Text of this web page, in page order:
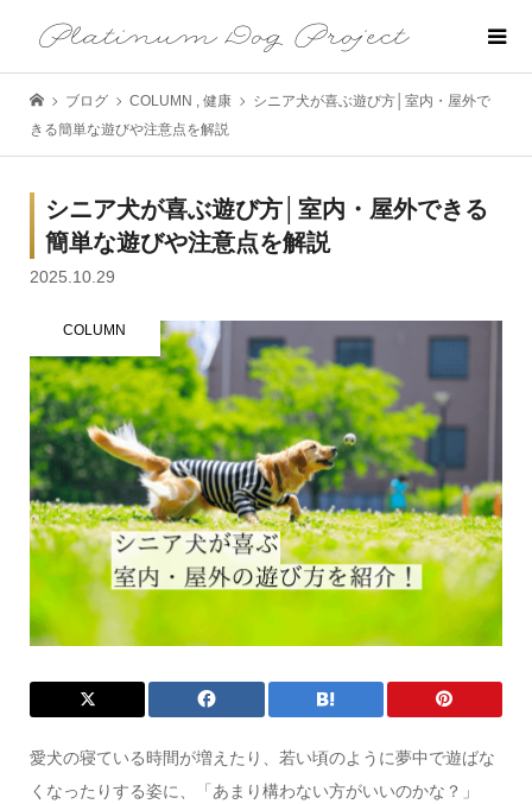
ブログ COLUMN , 健康
シニア犬が喜ぶ遊び方│室内・屋外で
きる簡単な遊びや注意点を解説
シニア犬が喜ぶ遊び方│室内・屋外できる
簡単な遊びや注意点を解説
2025.10.29
COLUMN
愛犬の寝ている時間が増えたり、若い頃のように夢中で遊ばな
くなったりする姿に、「あまり構わない方がいいのかな？」